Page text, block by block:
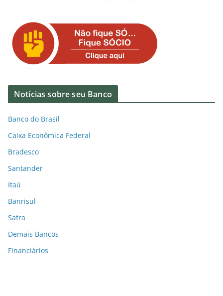
Notícias sobre seu Banco
Banco do Brasil
Caixa Econômica Federal
Bradesco
Santander
Itaú
Banrisul
Safra
Demais Bancos
Financiários